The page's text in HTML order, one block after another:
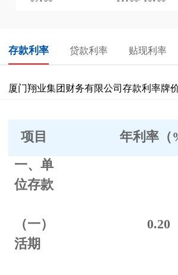
存款利率 贷款利率 贴现利率
厦门翔业集团财务有限公司存款利率牌
项目 年利率（
一、单
位存款
（一）
活期
0.20